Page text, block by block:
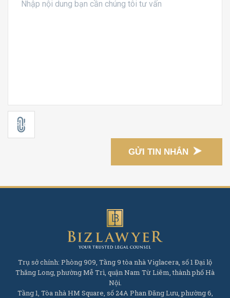
GỬI TIN NHẮN
Trụ sở chính: Phòng 909, Tầng 9 tòa nhà Viglacera, số 1 Đại lộ
Thăng Long, phường Mễ Trì, quận Nam Từ Liêm, thành phố Hà
Nội.
Tầng 1, Tòa nhà HM Square, số 24A Phan Đăng Lưu, phường 6,